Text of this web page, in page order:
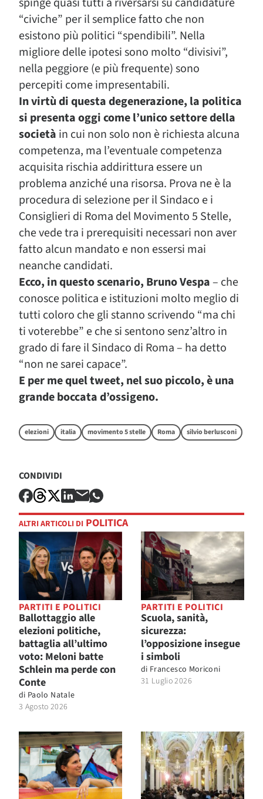
“civiche” per il semplice fatto che non
esistono più politici “spendibili”. Nella
migliore delle ipotesi sono molto “divisivi”,
nella peggiore (e più frequente) sono
percepiti come impresentabili.
In virtù di questa degenerazione, la politica
si presenta oggi come l’unico settore della
società in cui non solo non è richiesta alcuna
competenza, ma l’eventuale competenza
acquisita rischia addirittura essere un
problema anziché una risorsa. Prova ne è la
procedura di selezione per il Sindaco e i
Consiglieri di Roma del Movimento 5 Stelle,
che vede tra i prerequisiti necessari non aver
fatto alcun mandato e non essersi mai
neanche candidati.
Ecco, in questo scenario, Bruno Vespa – che
conosce politica e istituzioni molto meglio di
tutti coloro che gli stanno scrivendo “ma chi
ti voterebbe” e che si sentono senz’altro in
grado di fare il Sindaco di Roma – ha detto
“non ne sarei capace”.
E per me quel tweet, nel suo piccolo, è una
grande boccata d’ossigeno.
elezioni italia movimento 5 stelle Roma silvio berlusconi
CONDIVIDI
ALTRI ARTICOLI DI POLITICA
PARTITI E POLITICI
Ballottaggio alle
elezioni politiche,
battaglia all’ultimo
voto: Meloni batte
Schlein ma perde con
Conte
di Paolo Natale
3 Agosto 2026
PARTITI E POLITICI
Scuola, sanità,
sicurezza:
l’opposizione insegue
i simboli
di Francesco Moriconi
31 Luglio 2026